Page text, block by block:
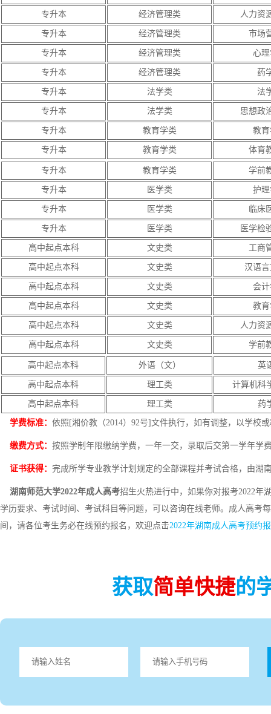
专升本 经济管理类 人力资
专升本 经济管理类 市场
专升本 经济管理类 心
专升本 经济管理类 药
专升本 法学类 法
专升本 法学类 思想政
专升本 教育学类 教
专升本 教育学类 体育
专升本 教育学类 学前
专升本 医学类 护
专升本 医学类 临床
专升本 医学类 医学检
高中起点本科 文史类 工商
高中起点本科 文史类 汉语
高中起点本科 文史类 会
高中起点本科 文史类 教
高中起点本科 文史类 人力资
高中起点本科 文史类 学前
高中起点本科 外语（文） 英
高中起点本科 理工类 计算机科
高中起点本科 理工类 药
学费标准： 依照[湘价教（2014）92号]文件执行，如有调整，以学校
缴费方式： 按照学制年限缴纳学费，一年一交，录取后交第一学年学
证书获得： 完成所学专业教学计划规定的全部课程并考试合格，由湖
湖南师范大学2022年成人高考招生火热进行中，如果你对报考2022年
学历要求、考试时间、考试科目等问题，可以咨询在线老师。成人高考
间，请各位考生务必在线预约报名，欢迎点击2022年湖南成人高考预约
获取简单快捷的